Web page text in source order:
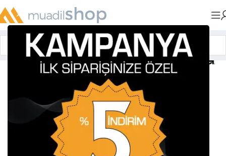
Anasayfa»Muadil Tonerler